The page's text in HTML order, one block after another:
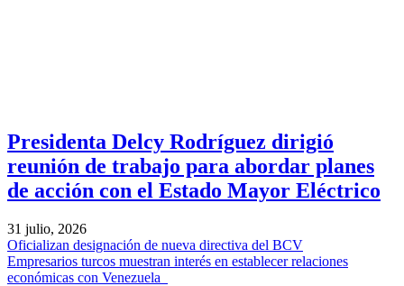
Presidenta Delcy Rodríguez dirigió
reunión de trabajo para abordar planes
de acción con el Estado Mayor Eléctrico
31 julio, 2026
Oficializan designación de nueva directiva del BCV
Empresarios turcos muestran interés en establecer relaciones
económicas con Venezuela